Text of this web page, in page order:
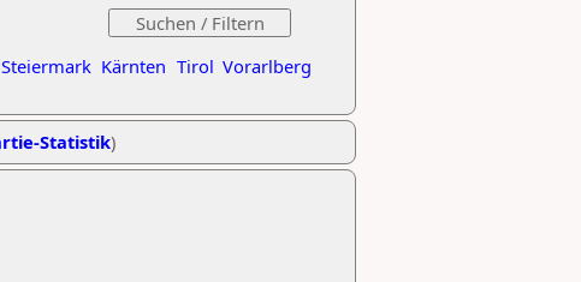
Steiermark Kärnten Tirol Vorarlberg
Statistik)